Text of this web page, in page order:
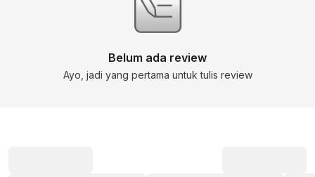
Belum ada review
Ayo, jadi yang pertama untuk tulis review